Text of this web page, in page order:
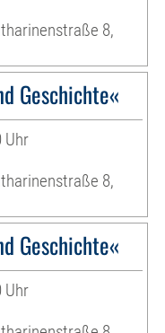
8,
Geschichte«
Uhr
8,
Geschichte«
Uhr